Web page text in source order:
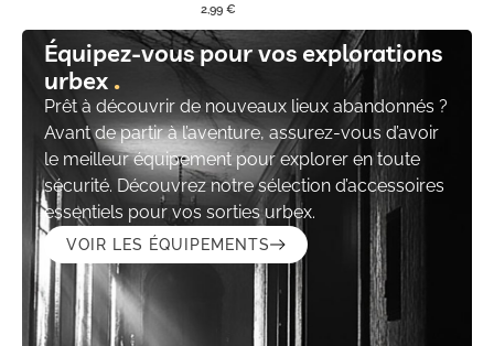
2,99 €
Équipez-vous pour vos explorations
urbex
Prêt à découvrir de nouveaux lieux abandonnés ?
Avant de partir à l’aventure, assurez-vous d’avoir
le meilleur équipement pour explorer en toute
sécurité. Découvrez notre sélection d’accessoires
essentiels pour vos sorties urbex.
VOIR LES ÉQUIPEMENTS